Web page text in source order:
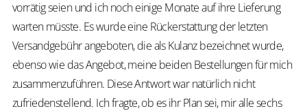
vorrätig seien und ich noch einige Monate auf ihre Lieferung
warten müsste. Es wurde eine Rückerstattung der letzten
Versandgebühr angeboten, die als Kulanz bezeichnet wurde,
ebenso wie das Angebot, meine beiden Bestellungen für mich
zusammenzuführen. Diese Antwort war natürlich nicht
zufriedenstellend. Ich fragte, ob es ihr Plan sei, mir alle sechs